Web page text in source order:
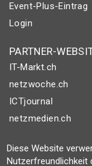
Event-Plus-Eintrag
Login
PARTNER-
IT-Markt.ch
netzwoche.ch
ICTjournal
netzmedien.ch
© NETZMEDIEN
Impressum
Diese Website
Nutzerfreundlichkeit